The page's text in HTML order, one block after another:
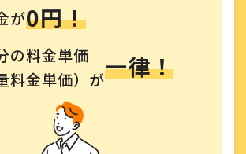
が0円！
の料金単価
料金単価）が一律！